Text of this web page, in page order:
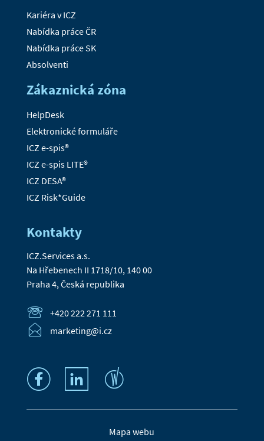
Kariéra v ICZ
Nabídka práce ČR
Nabídka práce SK
Absolventi
Zákaznická zóna
HelpDesk
Elektronické formuláře
ICZ e-spis®
ICZ e-spis LITE®
ICZ DESA®
ICZ Risk*Guide
Kontakty
ICZ.Services a.s.
Na Hřebenech II 1718/10, 140 00
Praha 4, Česká republika
+420 222 271 111
marketing@i.cz
Mapa webu